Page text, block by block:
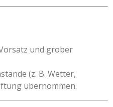
und grober
(z. B. Wetter,
übernommen.